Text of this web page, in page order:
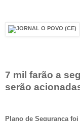
7 mil farão a
serão
Plano de Segurança